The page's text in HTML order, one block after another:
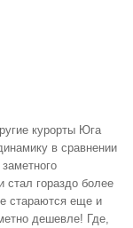
курорты Юга
в сравнении
стал гораздо более
стараются еще и
дешевле! Где,